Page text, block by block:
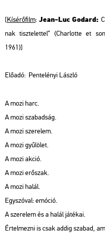
[Kísérőfilm: Jean-Luc Godard:
nak tisztelettel” (Charlotte et
1961)]
Előadó: Pentelényi László
A mozi harc.
A mozi szabadság.
A mozi szerelem.
A mozi gyűlölet.
A mozi akció.
A mozi erőszak.
A mozi halál.
Egyszóval: emóció.
A szerelem és a halál játékai.
Értelmezni is csak addig szabad,